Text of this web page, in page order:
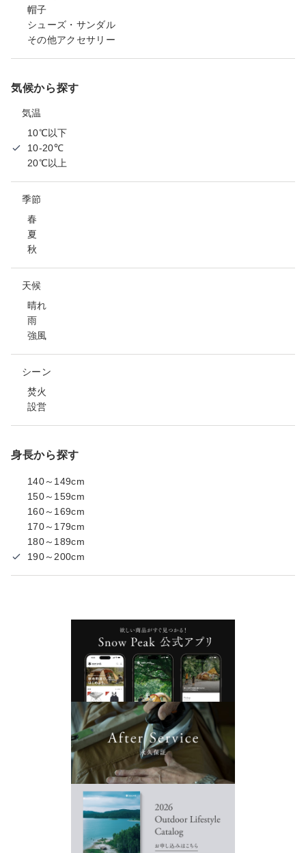
帽子
シューズ・サンダル
その他アクセサリー
気候から探す
気温
10℃以下
10-20℃
20℃以上
季節
春
夏
秋
天候
晴れ
雨
強風
シーン
焚火
設営
身長から探す
140～149cm
150～159cm
160～169cm
170～179cm
180～189cm
190～200cm